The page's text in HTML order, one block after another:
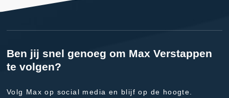
Ben jij snel genoeg om Max Verstappen
te volgen?
Volg Max op social media en blijf op de hoogte.